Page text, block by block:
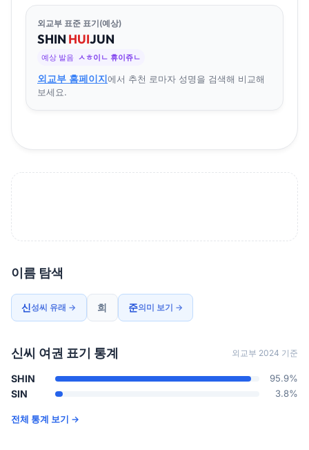
외교부 표준 표기(예상)
SHIN HUIJUN
예상 발음 ㅅㅎ이ㄴ 휴이쥬ㄴ
외교부 홈페이지에서 추천 로마자 성명을 검색해 비교해
보세요.
이름 탐색
신성씨 유래 → 희 준의미 보기 →
신씨 여권 표기 통계 외교부 2024 기준
SHIN 95.9%
SIN 3.8%
전체 통계 보기 →